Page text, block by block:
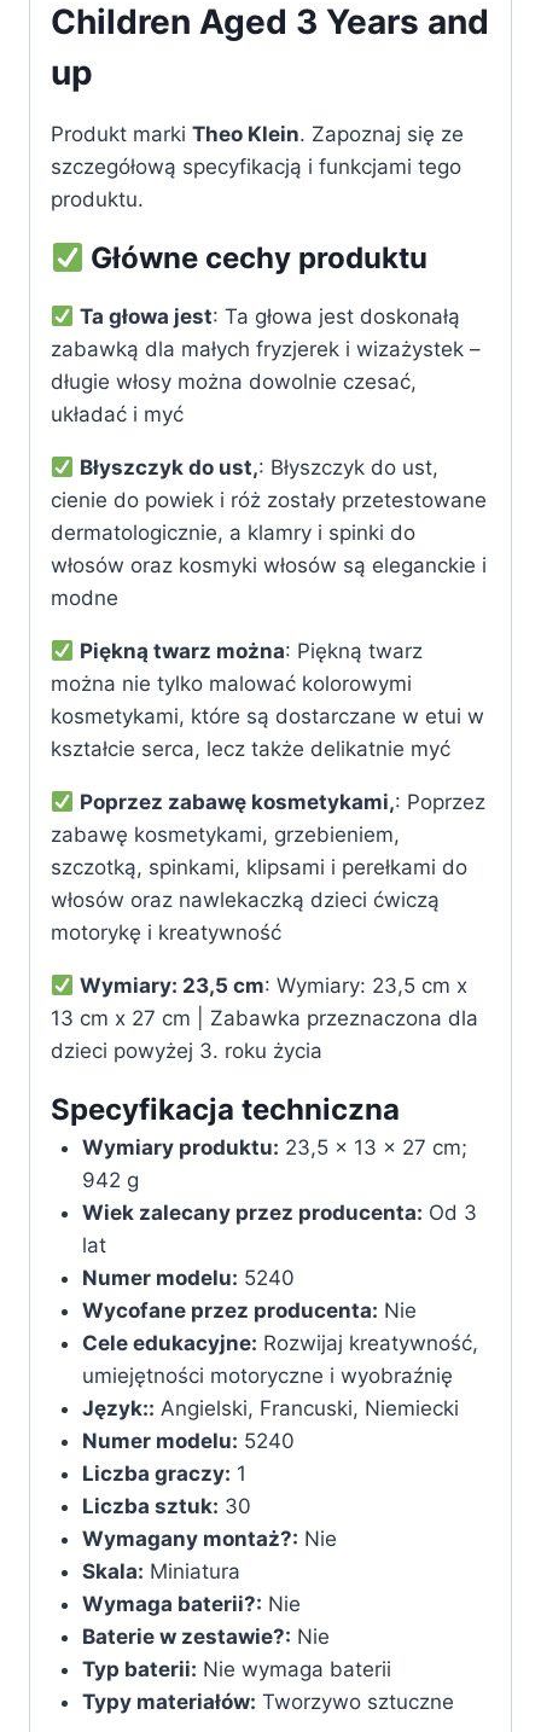
Children Aged 3 Years and
up
Produkt marki Theo Klein. Zapoznaj się ze
szczegółową specyfikacją i funkcjami tego
produktu.
Główne cechy produktu
Ta głowa jest: Ta głowa jest doskonałą
zabawką dla małych fryzjerek i wizażystek –
długie włosy można dowolnie czesać,
układać i myć
Błyszczyk do ust,: Błyszczyk do ust,
cienie do powiek i róż zostały przetestowane
dermatologicznie, a klamry i spinki do
włosów oraz kosmyki włosów są eleganckie i
modne
Piękną twarz można: Piękną twarz
można nie tylko malować kolorowymi
kosmetykami, które są dostarczane w etui w
kształcie serca, lecz także delikatnie myć
Poprzez zabawę kosmetykami,: Poprzez
zabawę kosmetykami, grzebieniem,
szczotką, spinkami, klipsami i perełkami do
włosów oraz nawlekaczką dzieci ćwiczą
motorykę i kreatywność
Wymiary: 23,5 cm: Wymiary: 23,5 cm x
13 cm x 27 cm | Zabawka przeznaczona dla
dzieci powyżej 3. roku życia
Specyfikacja techniczna
Wymiary produktu: ‎23,5 x 13 x 27 cm;
942 g
Wiek zalecany przez producenta: ‎Od 3
lat
Numer modelu: ‎5240
Wycofane przez producenta: ‎Nie
Cele edukacyjne: ‎Rozwijaj kreatywność,
umiejętności motoryczne i wyobraźnię
Język:: ‎Angielski, Francuski, Niemiecki
Numer modelu: ‎5240
Liczba graczy: ‎1
Liczba sztuk: ‎30
Wymagany montaż?: ‎Nie
Skala: ‎Miniatura
Wymaga baterii?: ‎Nie
Baterie w zestawie?: ‎Nie
Typ baterii: ‎Nie wymaga baterii
Typy materiałów: ‎Tworzywo sztuczne